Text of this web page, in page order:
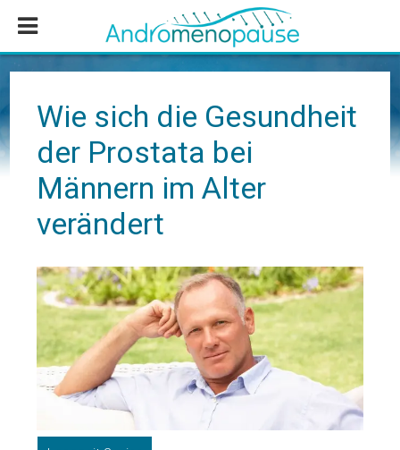
Inhalt
springen
Seitenspalte
springen
Fußzeile
springen
Wie sich die Gesundheit
der Prostata bei
Männern im Alter
verändert